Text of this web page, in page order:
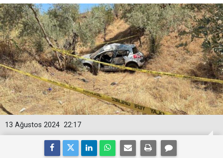
22:17
13 Ağustos 2024